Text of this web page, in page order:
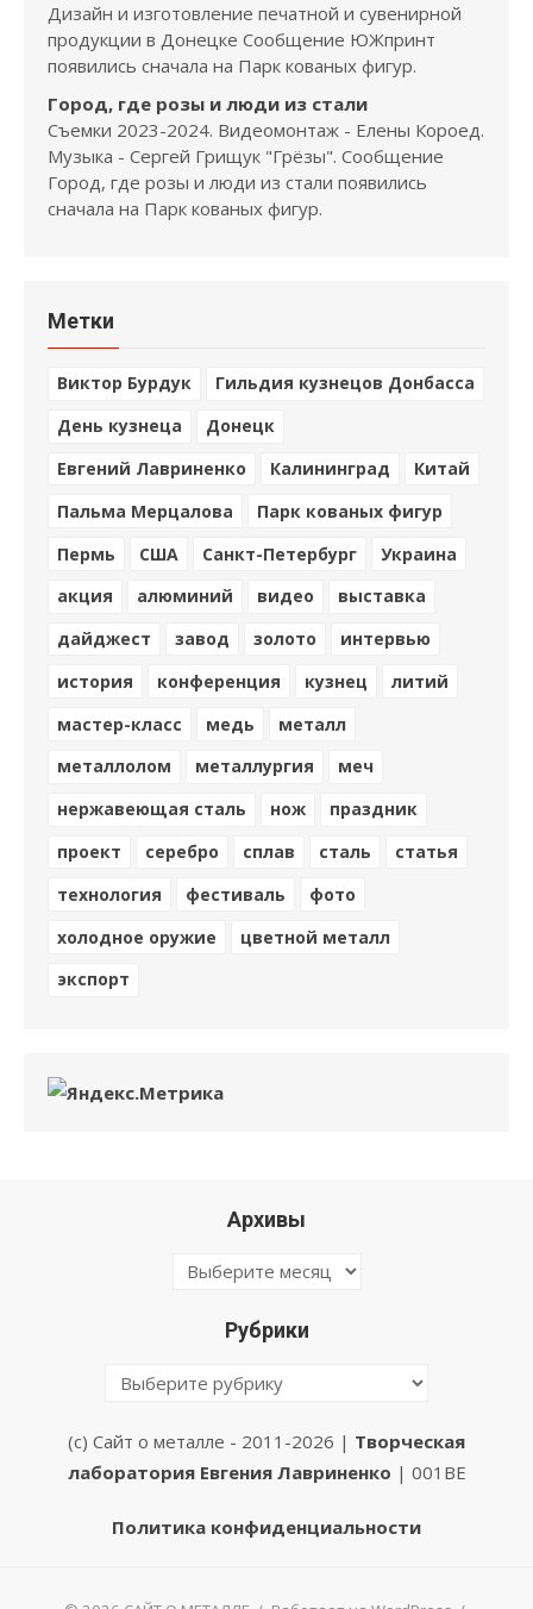
Дизайн и изготовление печатной и сувенирной
продукции в Донецке Сообщение ЮЖпринт
появились сначала на Парк кованых фигур.
Город, где розы и люди из стали
Съемки 2023-2024. Видеомонтаж - Елены Короед.
Музыка - Сергей Грищук "Грёзы". Сообщение
Город, где розы и люди из стали появились
сначала на Парк кованых фигур.
Метки
Виктор Бурдук
Гильдия кузнецов Донбасса
День кузнеца
Донецк
Евгений Лавриненко
Калининград
Китай
Пальма Мерцалова
Парк кованых фигур
Пермь
США Санкт-Петербург
Украина
акция
алюминий видео
выставка
дайджест
завод золото
интервью
история
конференция кузнец
литий
мастер-класс
медь
металл
металлолом
металлургия
меч
нержавеющая сталь
нож
праздник
проект
серебро сплав сталь
статья
технология
фестиваль
фото
холодное оружие
цветной металл
экспорт
Архивы
Архивы
Рубрики
Рубрики
(с) Сайт о металле - 2011-2026 | Творческая
лаборатория Евгения Лавриненко | 001BE
Политика конфиденциальности